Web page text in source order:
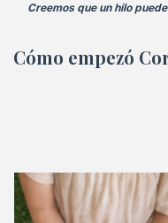
Creemos que un hilo
Cómo empezó